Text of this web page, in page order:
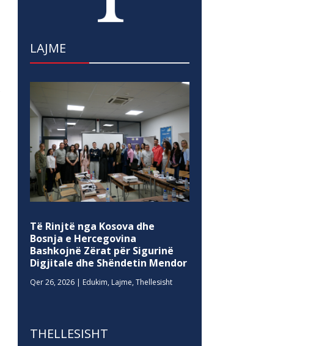
LAJME
Të Rinjtë nga Kosova dhe
Bosnja e Hercegovina
Bashkojnë Zërat për Sigurinë
Digjitale dhe Shëndetin Mendor
Qer 26, 2026 | Edukim, Lajme,Thellesisht
THELLESISHT